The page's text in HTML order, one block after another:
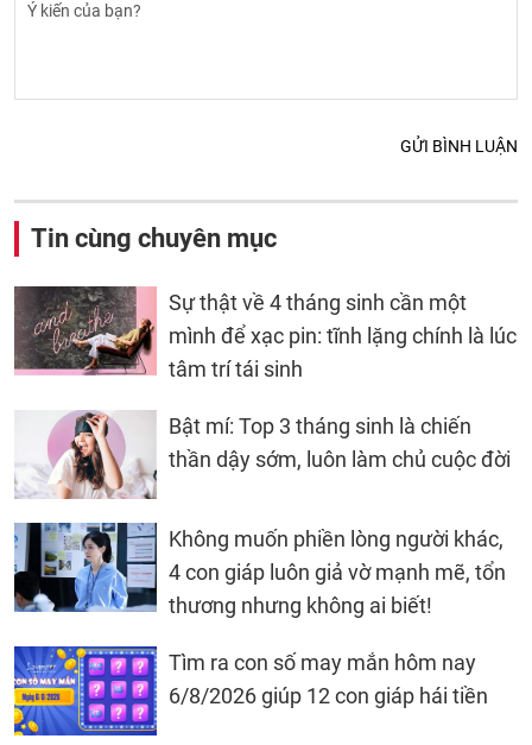
GỬI BÌNH LUẬN
Tin cùng chuyên mục
Sự thật về 4 tháng sinh cần một
mình để xạc pin: tĩnh lặng chính là lúc
tâm trí tái sinh
Bật mí: Top 3 tháng sinh là chiến
thần dậy sớm, luôn làm chủ cuộc đời
Không muốn phiền lòng người khác,
4 con giáp luôn giả vờ mạnh mẽ, tổn
thương nhưng không ai biết!
Tìm ra con số may mắn hôm nay
6/8/2026 giúp 12 con giáp hái tiền